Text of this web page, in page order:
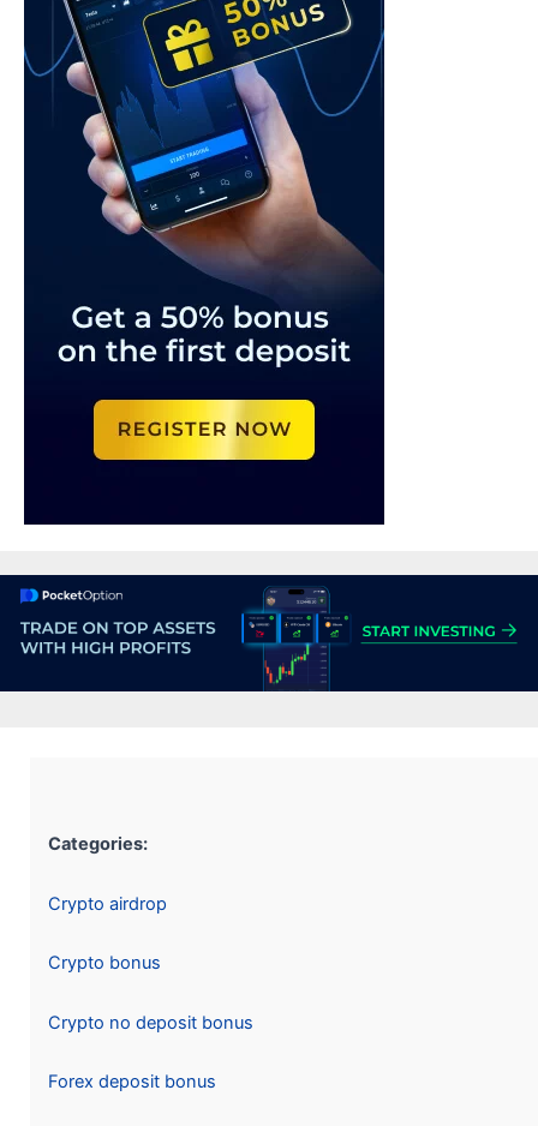
Categories:
Crypto airdrop
Crypto bonus
Crypto no deposit bonus
Forex deposit bonus